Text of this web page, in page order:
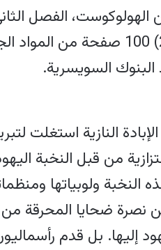
الفصل
الثالث: الابتزاز المزدوج. وقد تضمنت
البنوك السويسرية.
النازية استغلت
من قبل النخبة
ولوبياتها
ضحايا المحرقة من
بل قدم